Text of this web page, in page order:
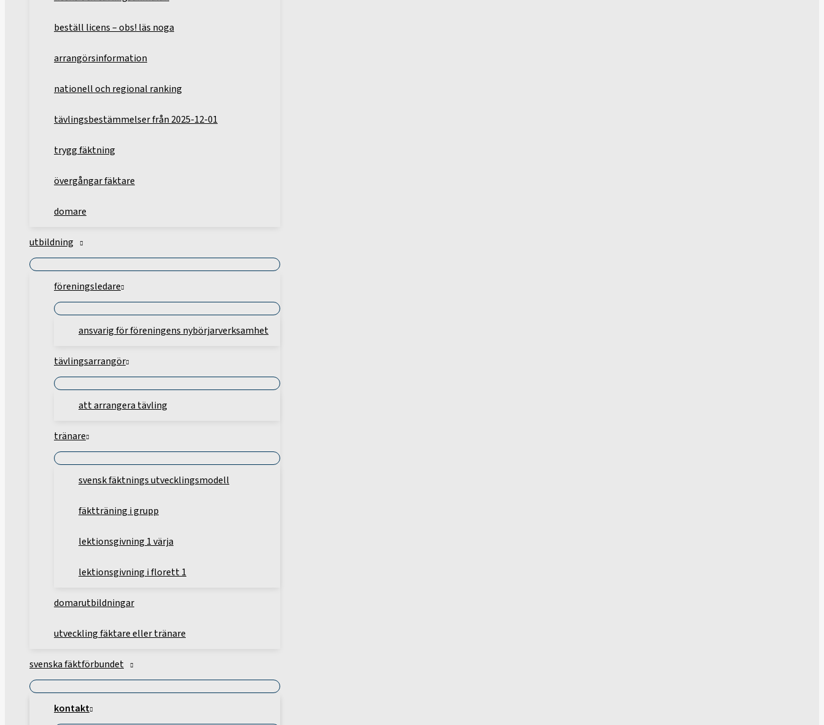
beställ licens – obs! läs noga
arrangörsinformation
nationell och regional ranking
tävlingsbestämmelser från 2025-12-01
trygg fäktning
övergångar fäktare
domare
utbildning
föreningsledare
ansvarig för föreningens nybörjarverksamhet
tävlingsarrangör
att arrangera tävling
tränare
svensk fäktnings utvecklingsmodell
fäktträning i grupp
lektionsgivning 1 värja
lektionsgivning i florett 1
domarutbildningar
utveckling fäktare eller tränare
svenska fäktförbundet
kontakt